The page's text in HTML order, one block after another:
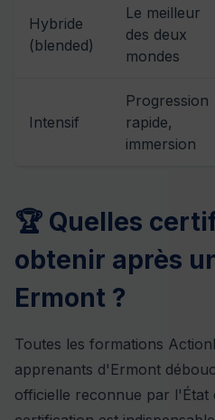
Hybride
(blended)
Le meilleur
des deux
mondes
Intensif
Progression
rapide,
immersion
🏆 Quelles
obtenir après
Ermont ?
Toutes les formations
apprenants d'Ermont
officielle reconnue par l'État